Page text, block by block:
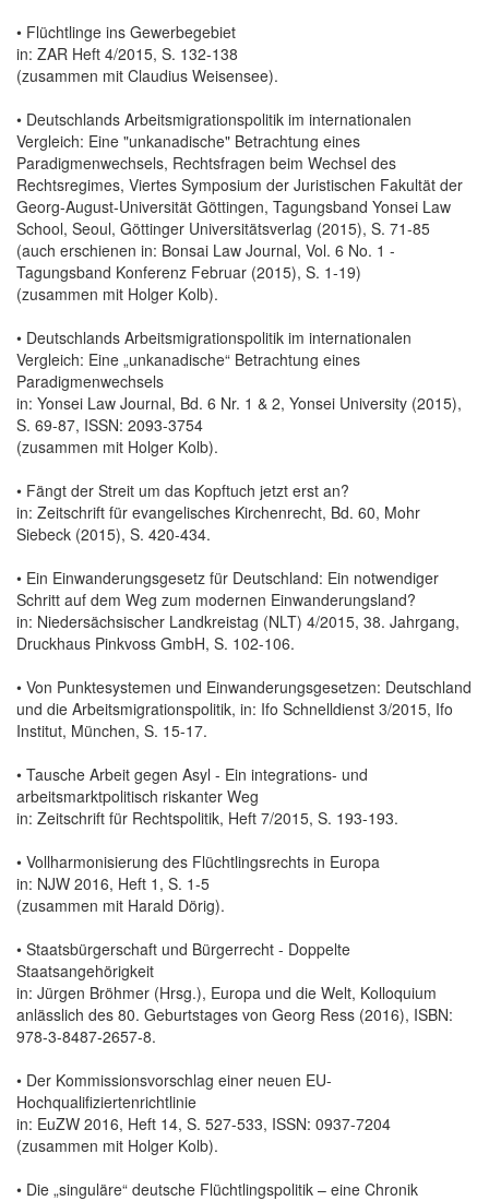
• Flüchtlinge ins Gewerbegebiet
in: ZAR Heft 4/2015, S. 132-138
(zusammen mit Claudius Weisensee).
• Deutschlands Arbeitsmigrationspolitik im internationalen
Vergleich: Eine "unkanadische" Betrachtung eines
Paradigmenwechsels, Rechtsfragen beim Wechsel des
Rechtsregimes, Viertes Symposium der Juristischen Fakultät der
Georg-August-Universität Göttingen, Tagungsband Yonsei Law
School, Seoul, Göttinger Universitätsverlag (2015), S. 71-85
(auch erschienen in: Bonsai Law Journal, Vol. 6 No. 1 -
Tagungsband Konferenz Februar (2015), S. 1-19)
(zusammen mit Holger Kolb).
• Deutschlands Arbeitsmigrationspolitik im internationalen
Vergleich: Eine „unkanadische“ Betrachtung eines
Paradigmenwechsels
in: Yonsei Law Journal, Bd. 6 Nr. 1 & 2, Yonsei University (2015),
S. 69-87, ISSN: 2093-3754
(zusammen mit Holger Kolb).
• Fängt der Streit um das Kopftuch jetzt erst an?
in: Zeitschrift für evangelisches Kirchenrecht, Bd. 60, Mohr
Siebeck (2015), S. 420-434.
• Ein Einwanderungsgesetz für Deutschland: Ein notwendiger
Schritt auf dem Weg zum modernen Einwanderungsland?
in: Niedersächsischer Landkreistag (NLT) 4/2015, 38. Jahrgang,
Druckhaus Pinkvoss GmbH, S. 102-106.
• Von Punktesystemen und Einwanderungsgesetzen: Deutschland
und die Arbeitsmigrationspolitik, in: Ifo Schnelldienst 3/2015, Ifo
Institut, München, S. 15-17.
• Tausche Arbeit gegen Asyl - Ein integrations- und
arbeitsmarktpolitisch riskanter Weg
in: Zeitschrift für Rechtspolitik, Heft 7/2015, S. 193-193.
• Vollharmonisierung des Flüchtlingsrechts in Europa
in: NJW 2016, Heft 1, S. 1-5
(zusammen mit Harald Dörig).
• Staatsbürgerschaft und Bürgerrecht - Doppelte
Staatsangehörigkeit
in: Jürgen Bröhmer (Hrsg.), Europa und die Welt, Kolloquium
anlässlich des 80. Geburtstages von Georg Ress (2016), ISBN:
978-3-8487-2657-8.
• Der Kommissionsvorschlag einer neuen EU-
Hochqualifiziertenrichtlinie
in: EuZW 2016, Heft 14, S. 527-533, ISSN: 0937-7204
(zusammen mit Holger Kolb).
• Die „singuläre“ deutsche Flüchtlingspolitik – eine Chronik